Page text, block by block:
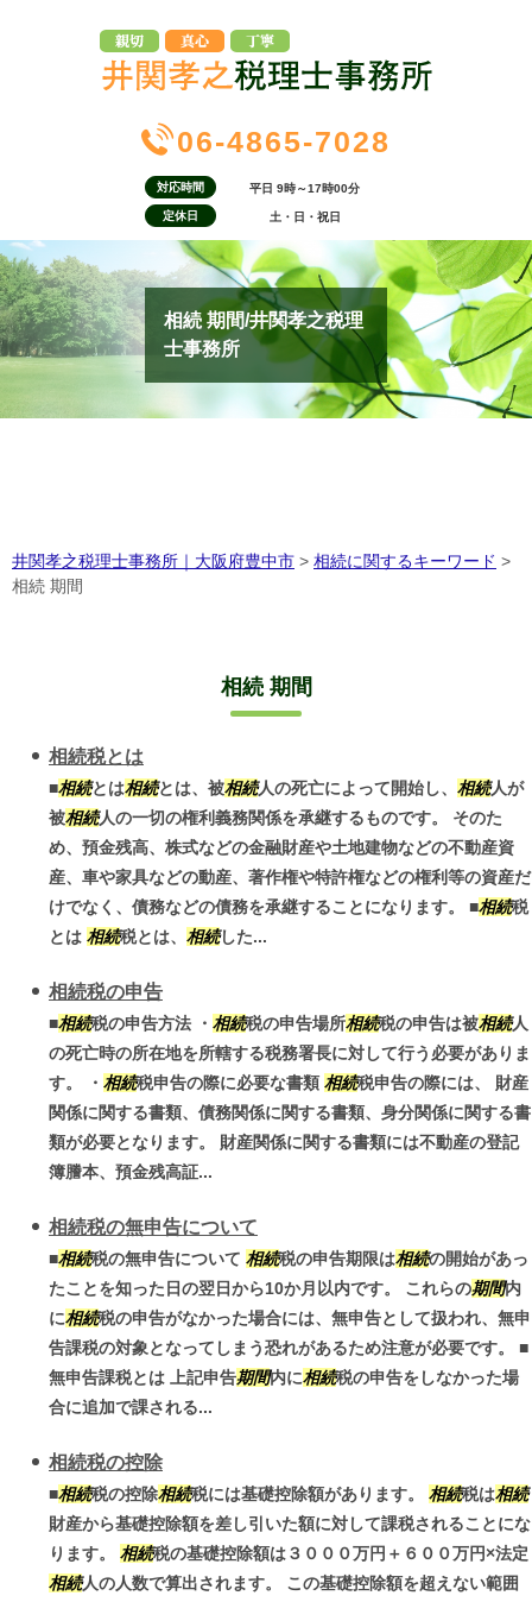
06-4865-7028
対応時間 平日 9時～17時00分
定休日 土・日・祝日
相続 期間/井関孝之税理
士事務所
井関孝之税理士事務所｜大阪府豊中市 > 相続に関するキーワード >
相続 期間
相続 期間
相続税とは
■相続とは相続とは、被相続人の死亡によって開始し、 相続人が
被相続人の一切の権利義務関係を承継するものです。 そのた
め、預金残高、株式などの金融財産や土地建物などの不動産資
産、車や家具などの動産、著作権や特許権などの権利等の資産だ
けでなく、債務などの債務を承継することになります。 ■相続税
とは 相続税とは、 相続した...
相続税の申告
■相続税の申告方法 ・ 相続税の申告場所相続税の申告は被相続人
の死亡時の所在地を所轄する税務署長に対して行う必要がありま
す。 ・ 相続税申告の際に必要な書類 相続税申告の際には、 財産
関係に関する書類、債務関係に関する書類、身分関係に関する書
類が必要となります。 財産関係に関する書類には不動産の登記
簿謄本、預金残高証...
相続税の無申告について
■相続税の無申告について 相続税の申告期限は相続の開始があっ
たことを知った日の翌日から10か月以内です。 これらの期間内
に相続税の申告がなかった場合には、無申告として扱われ、無申
告課税の対象となってしまう恐れがあるため注意が必要です。 ■
無申告課税とは 上記申告期間内に相続税の申告をしなかった場
合に追加で課される...
相続税の控除
■相続税の控除相続税には基礎控除額があります。 相続税は相続
財産から基礎控除額を差し引いた額に対して課税されることにな
ります。 相続税の基礎控除額は３０００万円＋６００万円×法定
相続人の人数で算出されます。 この基礎控除額を超えない範囲